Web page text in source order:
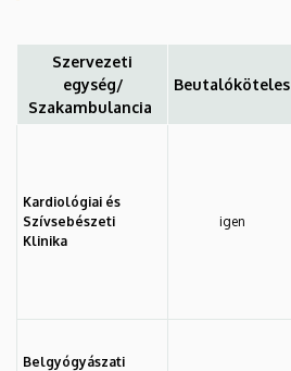
Szervezeti
egység/
Szakambulancia
Beutalóköteles
Kardiológiai és
Szívsebészeti
Klinika
igen
Belgyógyászati